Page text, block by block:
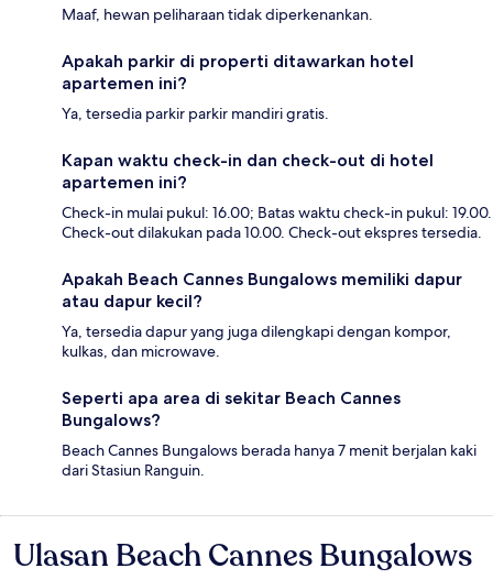
Maaf, hewan peliharaan tidak diperkenankan.
Apakah parkir di properti ditawarkan hotel
apartemen ini?
Ya, tersedia parkir parkir mandiri gratis.
Kapan waktu check-in dan check-out di hotel
apartemen ini?
Check-in mulai pukul: 16.00; Batas waktu check-in pukul: 19.00.
Check-out dilakukan pada 10.00. Check-out ekspres tersedia.
Apakah Beach Cannes Bungalows memiliki dapur
atau dapur kecil?
Ya, tersedia dapur yang juga dilengkapi dengan kompor,
kulkas, dan microwave.
Seperti apa area di sekitar Beach Cannes
Bungalows?
Beach Cannes Bungalows berada hanya 7 menit berjalan kaki
dari Stasiun Ranguin.
Ulasan
Ulasan Beach Cannes Bungalows